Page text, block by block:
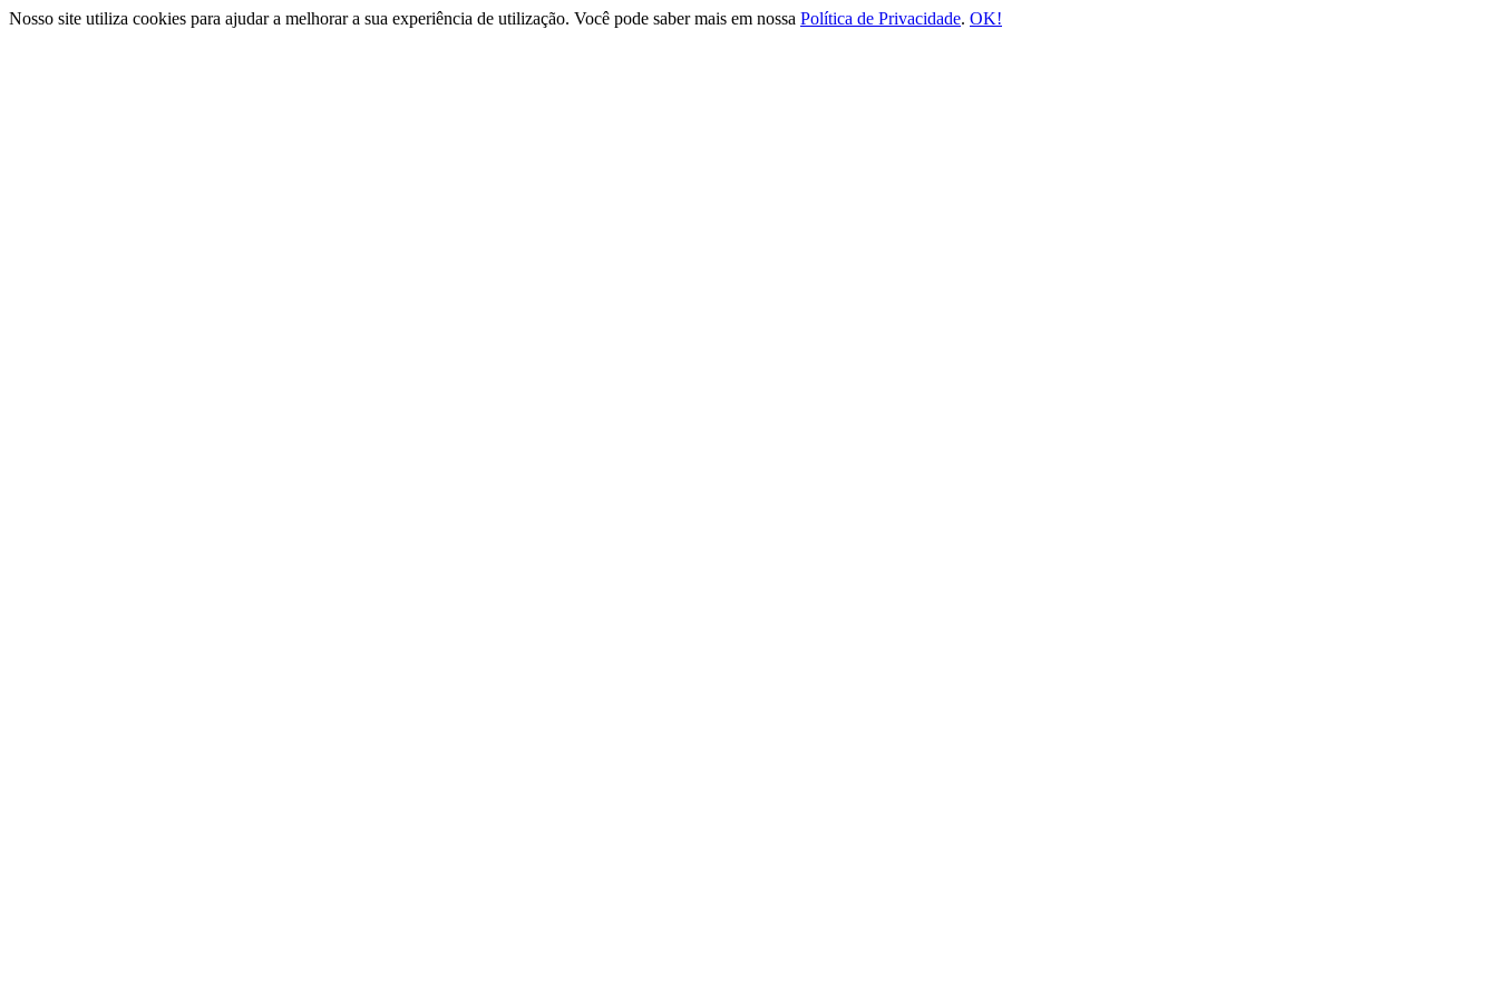
Nosso site utiliza cookies para ajudar a melhorar a sua experiência de utilização. Você pode saber mais em nossa Política de Privacidade. OK!